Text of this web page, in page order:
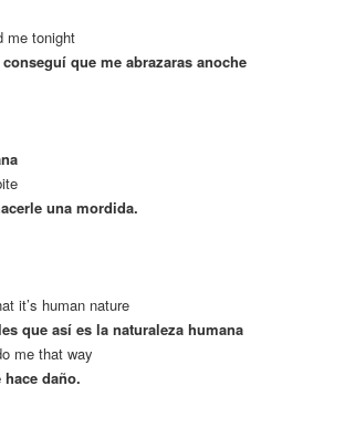
me tonight
que me abrazaras anoche
una mordida.
it’s human nature
que así es la naturaleza humana
me that way
daño.